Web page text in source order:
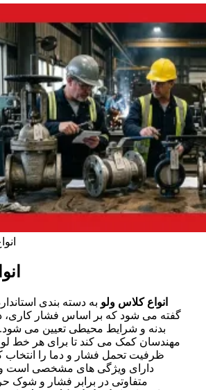
انواع کلاس ولو به دسته بندی
گفته می شود که بر اساس فشار
بدنه و شرایط محیطی تعیین می شود.
مهندسان کمک می کند تا برای هر خط
ظرفیت تحمل فشار و دما را انتخاب
دارای ویژگی های مشخصی است و
متفاوتی در برابر فشار و شوک